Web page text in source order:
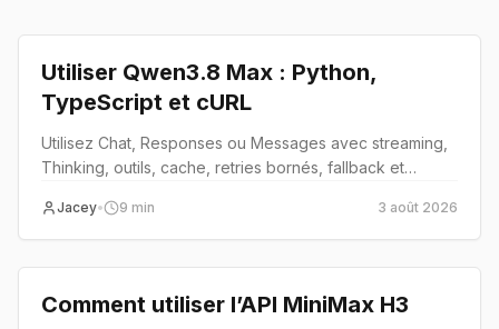
Utiliser Qwen3.8 Max : Python,
TypeScript et cURL
Utilisez Chat, Responses ou Messages avec streaming,
Thinking, outils, cache, retries bornés, fallback et
Jacey• 9 min
3 août 2026
Comment utiliser l’API MiniMax H3